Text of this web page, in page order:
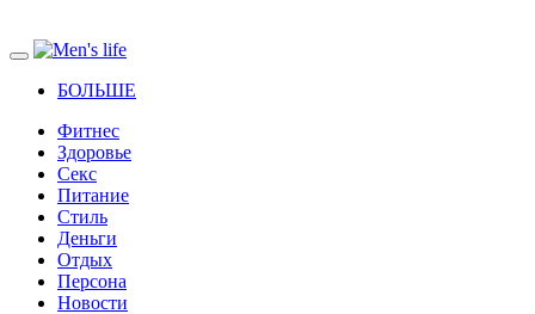
БОЛЬШЕ
Фитнес
Здоровье
Секс
Питание
Стиль
Деньги
Отдых
Персона
Новости